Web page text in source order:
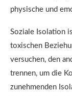
physische und
Soziale Isolation
toxischen
versuchen, den
trennen, um die
zunehmenden